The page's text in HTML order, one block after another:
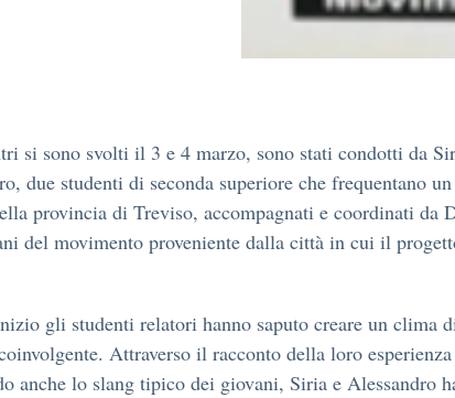
si sono svolti il 3 e 4 marzo, sono stati condotti da
due studenti di seconda superiore che frequentano
provincia di Treviso, accompagnati e coordinati da
del movimento proveniente dalla città in cui il
gli studenti relatori hanno saputo creare un clima
Attraverso il racconto della loro esperienza
anche lo slang tipico dei giovani, Siria e Alessandro